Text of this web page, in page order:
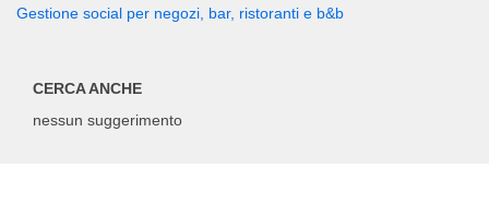
Gestione social per negozi, bar, ristoranti e b&b
CERCA ANCHE
nessun suggerimento